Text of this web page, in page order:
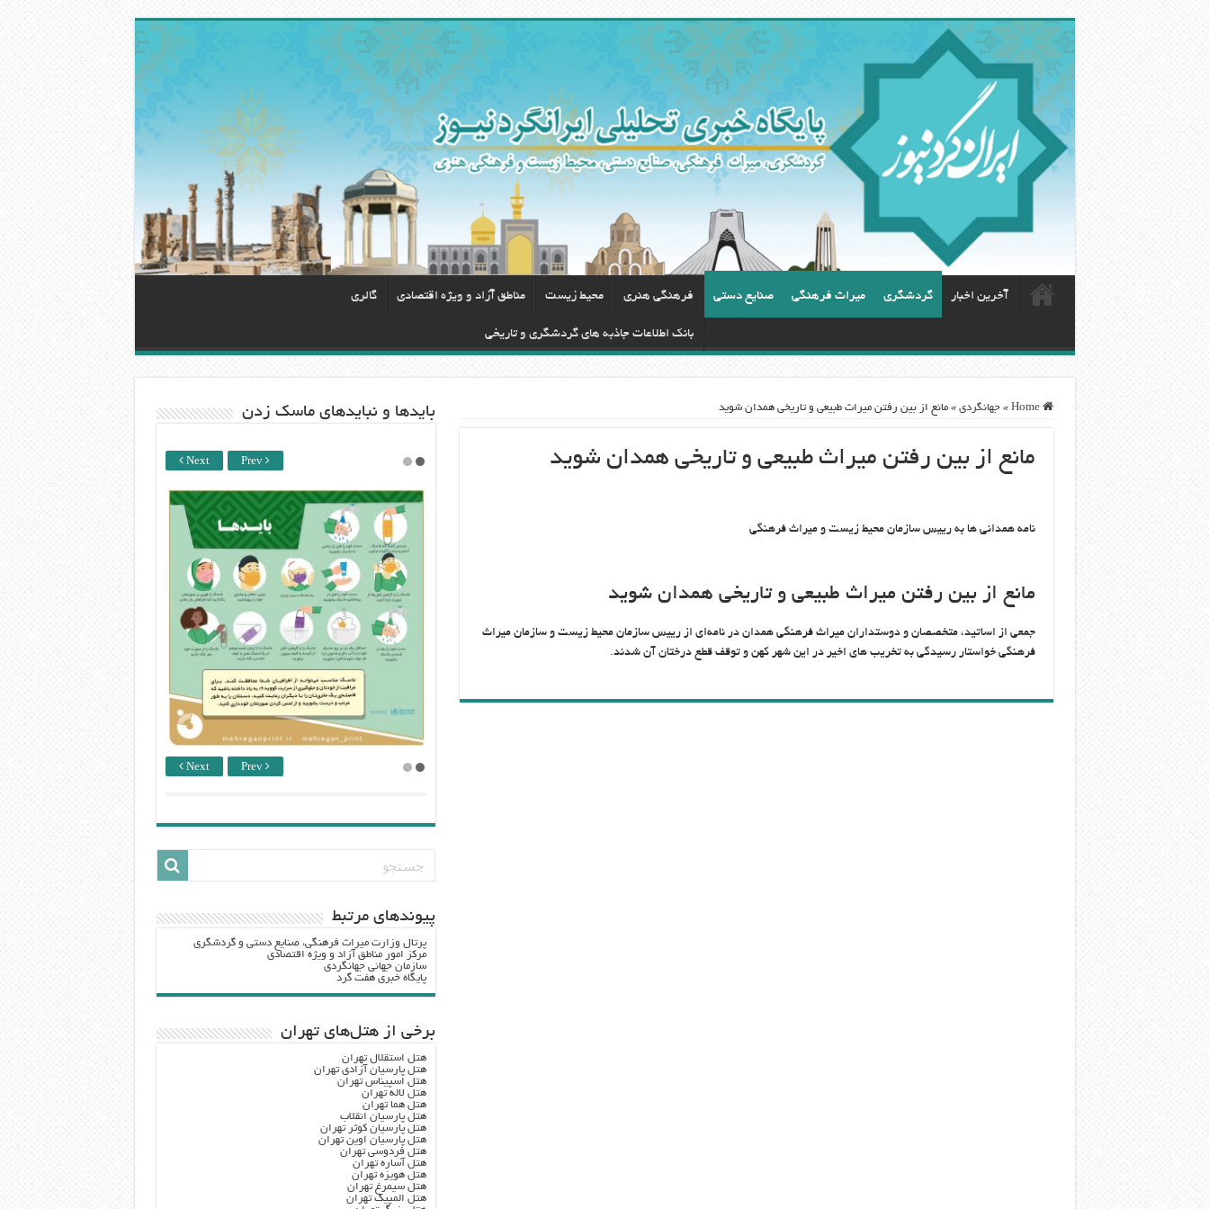
آخرین اخبار گردشگری ميراث فرهنگی صنایع دستی فرهنگی هنری محيط زيست مناطق آزاد و ویژه اقتصادی گالری
بانک اطلاعات جاذبه های گردشگری و تاریخی
Home
» جهانگردی » مانع از بین رفتن میراث طبیعی و تاریخی همدان شوید
مانع از بین رفتن میراث طبیعی و تاریخی همدان شوید
نامه همدانی ها به رییس سازمان محیط زیست و میراث فرهنگی
مانع از بین رفتن میراث طبیعی و تاریخی همدان شوید
جمعی از اساتید، متخصصان و دوستداران میراث فرهنگی همدان در نامه‌ای از رییس سازمان محیط زیست و سازمان میراث
فرهنگی خواستار رسیدگی به تخریب های اخیر در این شهر کهن و توقف قطع درختان آن شدند.
باید‌ها و نبایدهای ماسک زدن
Next Prev
Next Prev
پيوندهاي مرتبط
پرتال وزارت ميراث فرهنگي، صنایع دستی و گردشگري
مرکز امور مناطق آزاد و ویژه اقتصادی
سازمان جهانی جهانگردی
پایگاه خبری هفت گرد
برخی از هتل‌های تهران
هتل استقلال تهران
هتل پارسیان آزادی تهران
هتل اسپیناس تهران
هتل لاله تهران
هتل هما تهران
هتل پارسیان انقلاب
هتل پارسیان کوثر تهران
هتل پارسیان اوین تهران
هتل فردوسی تهران
هتل آساره تهران
هتل هویزه تهران
هتل سیمرغ تهران
هتل المپیک تهران